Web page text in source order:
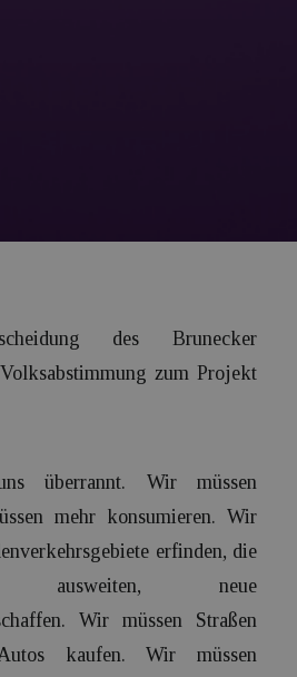
des Brunecker
zum Projekt
überrannt. Wir müssen
mehr konsumieren. Wir
erfinden, die
ausweiten, neue
Wir müssen Straßen
kaufen. Wir müssen